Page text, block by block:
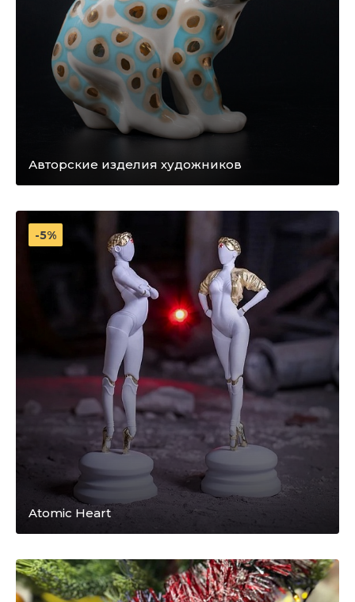
Авторские изделия художников
Atomic Heart
-5%